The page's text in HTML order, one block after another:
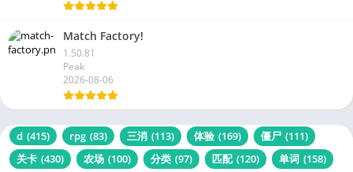
Match Factory!
1.50.81
Peak
2026-08-06
d (415) rpg (83) 三消 (113) 体验 (169) 僵尸 (111)
关卡 (430) 农场 (100) 分类 (97) 匹配 (120) 单词 (158)